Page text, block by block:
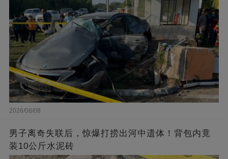
2026/08/08
男子离奇失联后，惊爆打捞出河中遗体！背包内竟
装10公斤水泥砖